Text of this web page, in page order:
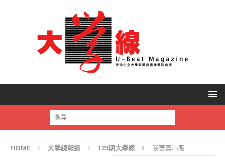
HOME 大學線報道 123期大學線 我要真小販